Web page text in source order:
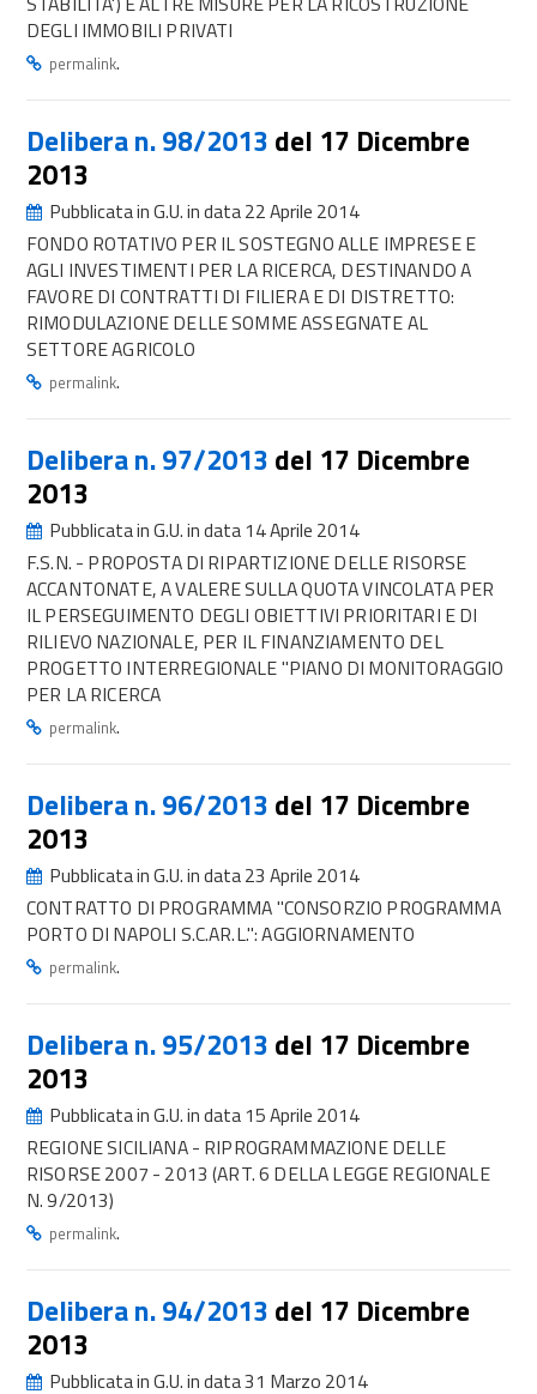
DEGLI IMMOBILI PRIVATI
permalink.
Delibera n. 98/2013 del 17 Dicembre
2013
Pubblicata in G.U. in data 22 Aprile 2014
FONDO ROTATIVO PER IL SOSTEGNO ALLE IMPRESE E
AGLI INVESTIMENTI PER LA RICERCA, DESTINANDO A
FAVORE DI CONTRATTI DI FILIERA E DI DISTRETTO:
RIMODULAZIONE DELLE SOMME ASSEGNATE AL
SETTORE AGRICOLO
permalink.
Delibera n. 97/2013 del 17 Dicembre
2013
Pubblicata in G.U. in data 14 Aprile 2014
F.S.N. - PROPOSTA DI RIPARTIZIONE DELLE RISORSE
ACCANTONATE, A VALERE SULLA QUOTA VINCOLATA PER
IL PERSEGUIMENTO DEGLI OBIETTIVI PRIORITARI E DI
RILIEVO NAZIONALE, PER IL FINANZIAMENTO DEL
PROGETTO INTERREGIONALE "PIANO DI MONITORAGGIO
PER LA RICERCA
permalink.
Delibera n. 96/2013 del 17 Dicembre
2013
Pubblicata in G.U. in data 23 Aprile 2014
CONTRATTO DI PROGRAMMA "CONSORZIO PROGRAMMA
PORTO DI NAPOLI S.C.AR.L.": AGGIORNAMENTO
permalink.
Delibera n. 95/2013 del 17 Dicembre
2013
Pubblicata in G.U. in data 15 Aprile 2014
REGIONE SICILIANA - RIPROGRAMMAZIONE DELLE
RISORSE 2007 - 2013 (ART. 6 DELLA LEGGE REGIONALE
N. 9/2013)
permalink.
Delibera n. 94/2013 del 17 Dicembre
2013
Pubblicata in G.U. in data 31 Marzo 2014